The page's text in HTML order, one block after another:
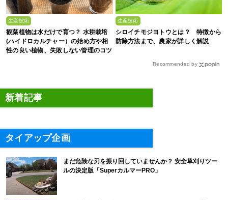
生産技術
観葉植物は水だけで育つ？ 水耕栽培
(ハイドロカルチャー）の始め方や相
性の良い植物、失敗しない管理のコツ
生産技術
シロイチモジヨトウとは？ 特徴から
防除方法まで、農家が詳しく解説
Recommended by
新着記事
タイアップ企画
まだ危険な刃を振り回していませんか？ 安全草刈りツー
ルの決定版「SuperカルマーPRO」